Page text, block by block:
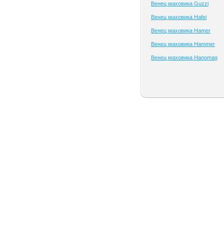
Венец маховика Guzzi
Венец маховика Hafei
Венец маховика Hamer
Венец маховика Hammer
Венец маховика Hanomag